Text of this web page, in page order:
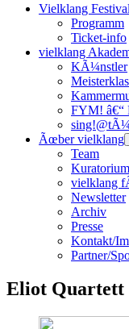
Vielklang Festival
Programm
Ticket-info
vielklang
KÃ¼nstler
FYM! â€“
Ãœber vielklang
Team
Kuratorium
vielklang
Newsletter
Archiv
Presse
Kontakt/
Partner/
Eliot Quartett